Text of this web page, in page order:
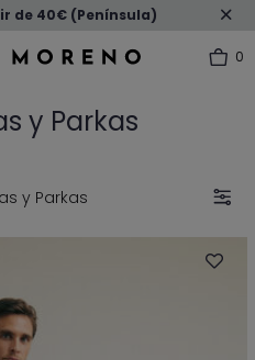
de 40€ (Península)
0
y Parkas
y Parkas